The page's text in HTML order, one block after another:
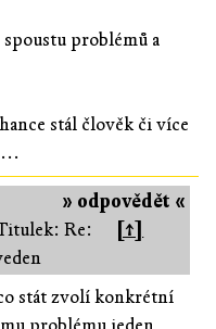
spoustu problémů a
stál člověk či více
» odpovědět «
Re:
[↑]
stát zvolí konkrétní